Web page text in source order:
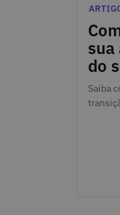
sua
do
22 de
Saiba